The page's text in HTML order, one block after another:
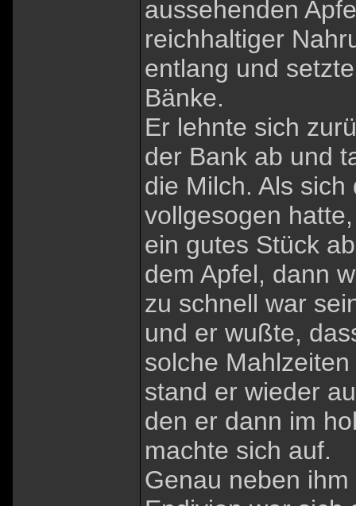
aussehenden
reichhaltiger
entlang und
Bänke.
Er lehnte sich
der Bank ab und
die Milch. Als
vollgesogen
ein gutes Stück
dem Apfel, dann
zu schnell war
und er wußte,
solche
stand er wieder
den er dann im
machte sich auf.
Genau neben